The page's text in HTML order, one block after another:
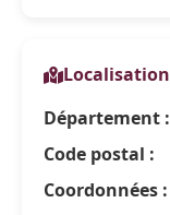
Localisation
Département :
Code postal :
Coordonnées :